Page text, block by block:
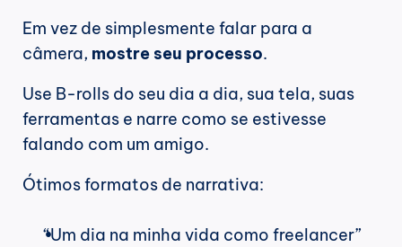
Em vez de simplesmente falar para a
câmera, mostre seu processo.
Use B-rolls do seu dia a dia, sua tela, suas
ferramentas e narre como se estivesse
falando com um amigo.
Ótimos formatos de narrativa:
“Um dia na minha vida como freelancer”